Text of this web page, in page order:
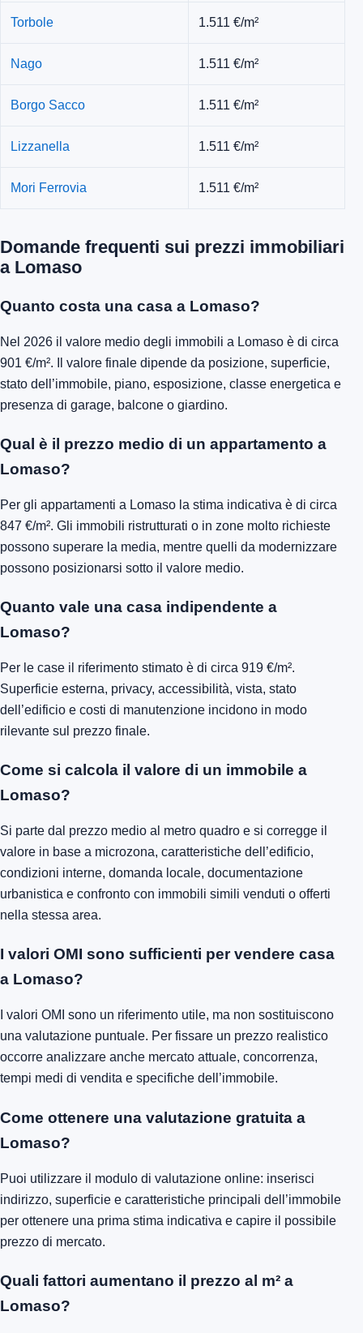
Torbole 1.511 €/m²
Nago 1.511 €/m²
Borgo Sacco 1.511 €/m²
Lizzanella 1.511 €/m²
Mori Ferrovia 1.511 €/m²
Domande frequenti sui prezzi immobiliari
a Lomaso
Quanto costa una casa a Lomaso?
Nel 2026 il valore medio degli immobili a Lomaso è di circa
901 €/m². Il valore finale dipende da posizione, superficie,
stato dell’immobile, piano, esposizione, classe energetica e
presenza di garage, balcone o giardino.
Qual è il prezzo medio di un appartamento a
Lomaso?
Per gli appartamenti a Lomaso la stima indicativa è di circa
847 €/m². Gli immobili ristrutturati o in zone molto richieste
possono superare la media, mentre quelli da modernizzare
possono posizionarsi sotto il valore medio.
Quanto vale una casa indipendente a
Lomaso?
Per le case il riferimento stimato è di circa 919 €/m².
Superficie esterna, privacy, accessibilità, vista, stato
dell’edificio e costi di manutenzione incidono in modo
rilevante sul prezzo finale.
Come si calcola il valore di un immobile a
Lomaso?
Si parte dal prezzo medio al metro quadro e si corregge il
valore in base a microzona, caratteristiche dell’edificio,
condizioni interne, domanda locale, documentazione
urbanistica e confronto con immobili simili venduti o offerti
nella stessa area.
I valori OMI sono sufficienti per vendere casa
a Lomaso?
I valori OMI sono un riferimento utile, ma non sostituiscono
una valutazione puntuale. Per fissare un prezzo realistico
occorre analizzare anche mercato attuale, concorrenza,
tempi medi di vendita e specifiche dell’immobile.
Come ottenere una valutazione gratuita a
Lomaso?
Puoi utilizzare il modulo di valutazione online: inserisci
indirizzo, superficie e caratteristiche principali dell’immobile
per ottenere una prima stima indicativa e capire il possibile
prezzo di mercato.
Quali fattori aumentano il prezzo al m² a
Lomaso?